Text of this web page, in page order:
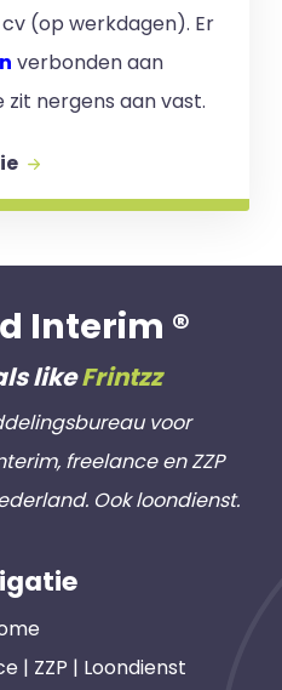
(op werkdagen). Er
verbonden aan
zit nergens aan vast.
Interim ®
likeFrintzz
voor
freelance en ZZP
Ook loondienst.
| ZZP | Loondienst